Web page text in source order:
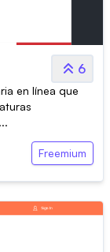
6
en línea que
Freemium